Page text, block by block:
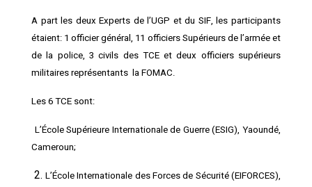
A part les deux Experts de l’UGP et du SIF, les participants
étaient: 1 officier général, 11 officiers Supérieurs de l’armée et
de la police, 3 civils des TCE et deux officiers supérieurs
militaires représentants la FOMAC.
Les 6 TCE sont:
L’École Supérieure Internationale de Guerre (ESIG), Yaoundé,
Cameroun;
L’École Internationale des Forces de Sécurité (EIFORCES),